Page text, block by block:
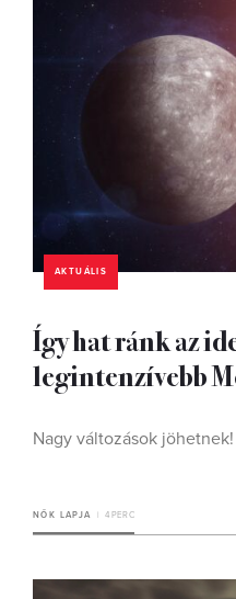
AKTUÁLIS
Így hat ránk az
legintenzívebb
Nagy változások jöhetnek!
NŐK LAPJA 4 PERC